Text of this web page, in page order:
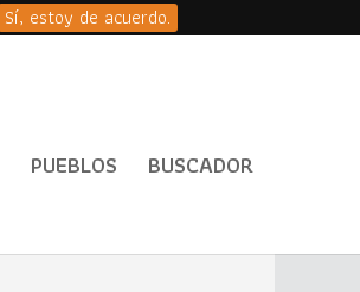
Sí, estoy de acuerdo.
PUEBLOS BUSCADOR